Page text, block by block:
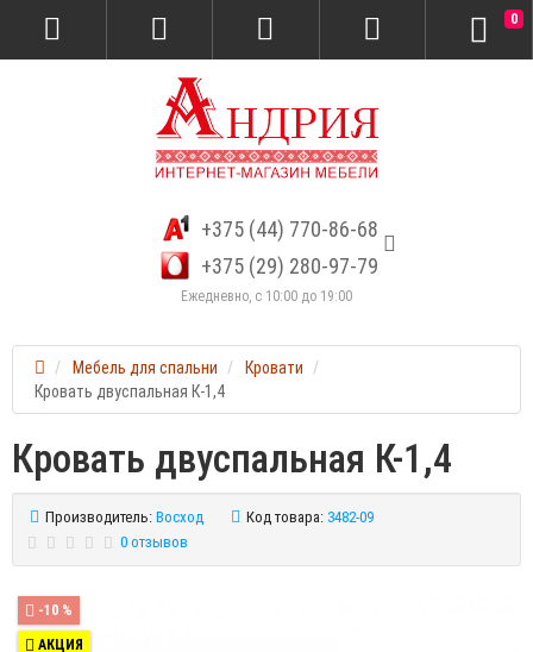
+375 (44) 770-86-68
+375 (29) 280-97-79
Ежедневно, с 10:00 до 19:00
0
Мебель для спальни
Кровати
Кровать двуспальная К-1,4
Кровать двуспальная К-1,4
Производитель: Восход Код товара: 3482-09
0 отзывов
-10 %
АКЦИЯ